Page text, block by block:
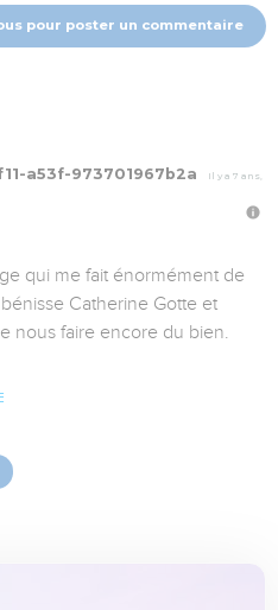
pour poster un commentaire
a53f-973701967b2a Il y a 7 ans,
qui me fait énormément de
Catherine Gotte et
nous faire encore du bien.